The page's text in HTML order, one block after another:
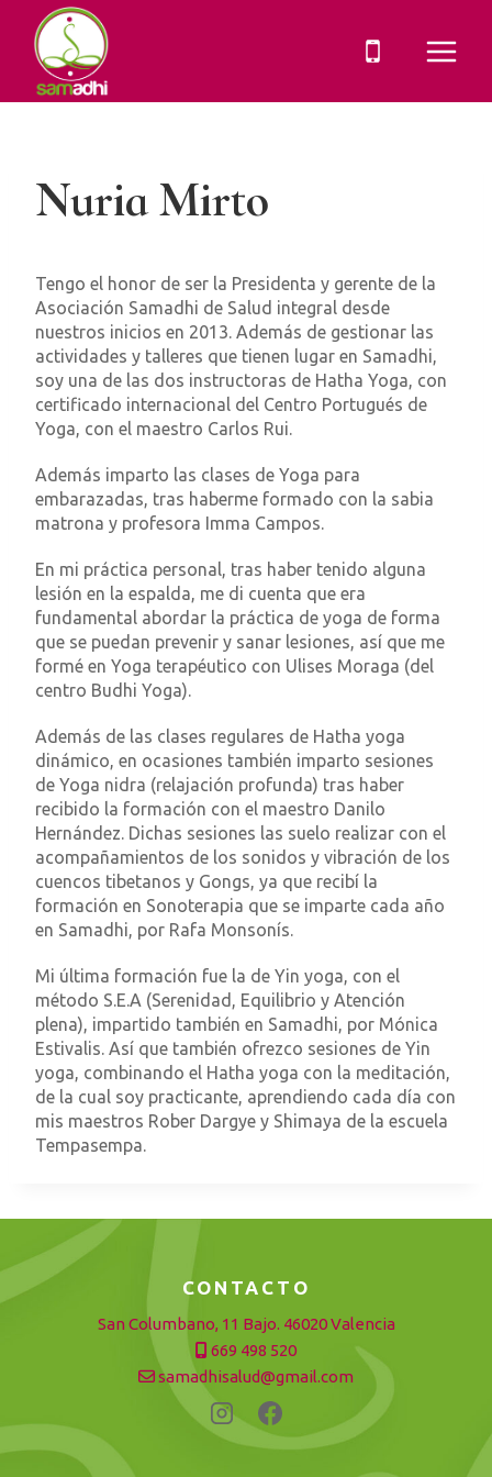
contenido
Nuria Mirto
Tengo el honor de ser la Presidenta y gerente de la
Asociación Samadhi de Salud integral desde
nuestros inicios en 2013. Además de gestionar las
actividades y talleres que tienen lugar en Samadhi,
soy una de las dos instructoras de Hatha Yoga, con
certificado internacional del Centro Portugués de
Yoga, con el maestro Carlos Rui.
Además imparto las clases de Yoga para
embarazadas, tras haberme formado con la sabia
matrona y profesora Imma Campos.
En mi práctica personal, tras haber tenido alguna
lesión en la espalda, me di cuenta que era
fundamental abordar la práctica de yoga de forma
que se puedan prevenir y sanar lesiones, así que me
formé en Yoga terapéutico con Ulises Moraga (del
centro Budhi Yoga).
Además de las clases regulares de Hatha yoga
dinámico, en ocasiones también imparto sesiones
de Yoga nidra (relajación profunda) tras haber
recibido la formación con el maestro Danilo
Hernández. Dichas sesiones las suelo realizar con el
acompañamientos de los sonidos y vibración de los
cuencos tibetanos y Gongs, ya que recibí la
formación en Sonoterapia que se imparte cada año
en Samadhi, por Rafa Monsonís.
Mi última formación fue la de Yin yoga, con el
método S.E.A (Serenidad, Equilibrio y Atención
plena), impartido también en Samadhi, por Mónica
Estivalis. Así que también ofrezco sesiones de Yin
yoga, combinando el Hatha yoga con la meditación,
de la cual soy practicante, aprendiendo cada día con
mis maestros Rober Dargye y Shimaya de la escuela
Tempasempa.
CONTACTO
San Columbano, 11 Bajo. 46020 Valencia
669 498 520
samadhisalud@gmail.com